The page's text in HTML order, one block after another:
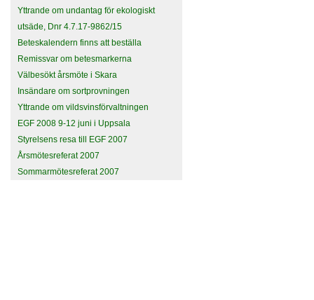
Yttrande om undantag för ekologiskt
utsäde, Dnr 4.7.17-9862/15
Beteskalendern finns att beställa
Remissvar om betesmarkerna
Välbesökt årsmöte i Skara
Insändare om sortprovningen
Yttrande om vildsvinsförvaltningen
EGF 2008 9-12 juni i Uppsala
Styrelsens resa till EGF 2007
Årsmötesreferat 2007
Sommarmötesreferat 2007